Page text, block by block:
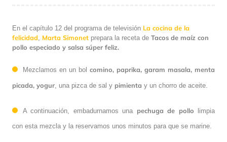
En el capítulo 12 del programa de televisión La cocina de la
felicidad
Marta Simonet prepara la receta de Tacos de maíz con
pollo especiado y salsa súper feliz.
Mezclamos en un bol comino, paprika, garam masala, menta
picada, yogur , una pizca de sal y pimienta y un chorro de aceite.
A continuación, embadurnamos una pechuga de pollo limpia
con esta mezcla y la reservamos unos minutos para que se marine.